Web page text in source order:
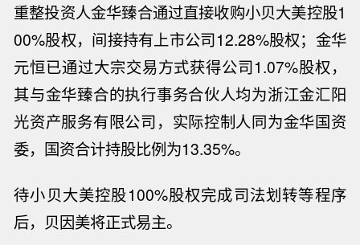
重整投资人金华臻合通过直接收购小贝大美控股1
00%股权，间接持有上市公司12.28%股权；金华
元恒已通过大宗交易方式获得公司1.07%股权，
其与金华臻合的执行事务合伙人均为浙江金汇阳
光资产服务有限公司，实际控制人同为金华国资
委，国资合计持股比例为13.35%。
待小贝大美控股100%股权完成司法划转等程序
后，贝因美将正式易主。